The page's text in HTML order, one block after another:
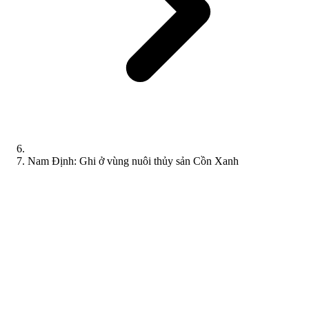
Nam Định: Ghi ở vùng nuôi thủy sản Cồn Xanh